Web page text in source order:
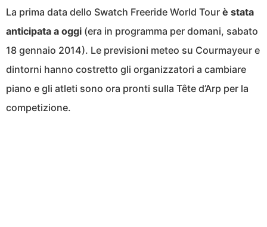
La prima data dello Swatch Freeride World Tour è stata
anticipata a oggi (era in programma per domani, sabato
18 gennaio 2014). Le previsioni meteo su Courmayeur e
dintorni hanno costretto gli organizzatori a cambiare
piano e gli atleti sono ora pronti sulla Tête d’Arp per la
competizione.